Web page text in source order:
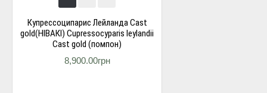
Купресcоципарис Лейланда Cast
gold(НІВАКІ) Cupressocyparis leylandii
Cast gold (помпон)
8,900.00грн